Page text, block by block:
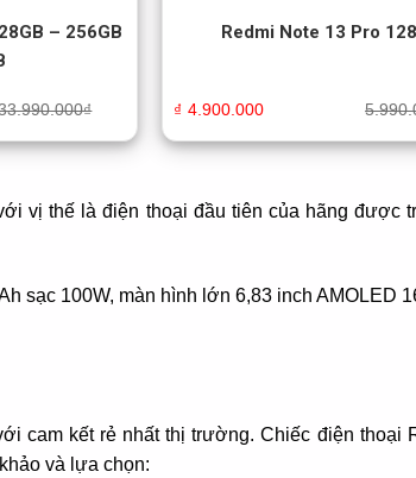
– 256GB
₫
Redmi Note 13 Pro
4.900.000
₫
vị thế là điện thoại đầu tiên của hãng
sạc 100W, màn hình lớn 6,83 inch AMOLED
cam kết rẻ nhất thị trường. Chiếc điện thoại
và lựa chọn: